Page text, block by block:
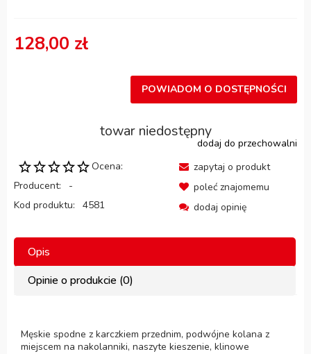
128,00 zł
POWIADOM O DOSTĘPNOŚCI
towar niedostępny
dodaj do przechowalni
Ocena:
Producent:
-
Kod produktu:
4581
zapytaj o produkt
poleć znajomemu
dodaj opinię
Opis
Opinie o produkcie (0)
Męskie spodne z karczkiem przednim, podwójne kolana z
miejscem na nakolanniki, naszyte kieszenie, klinowe